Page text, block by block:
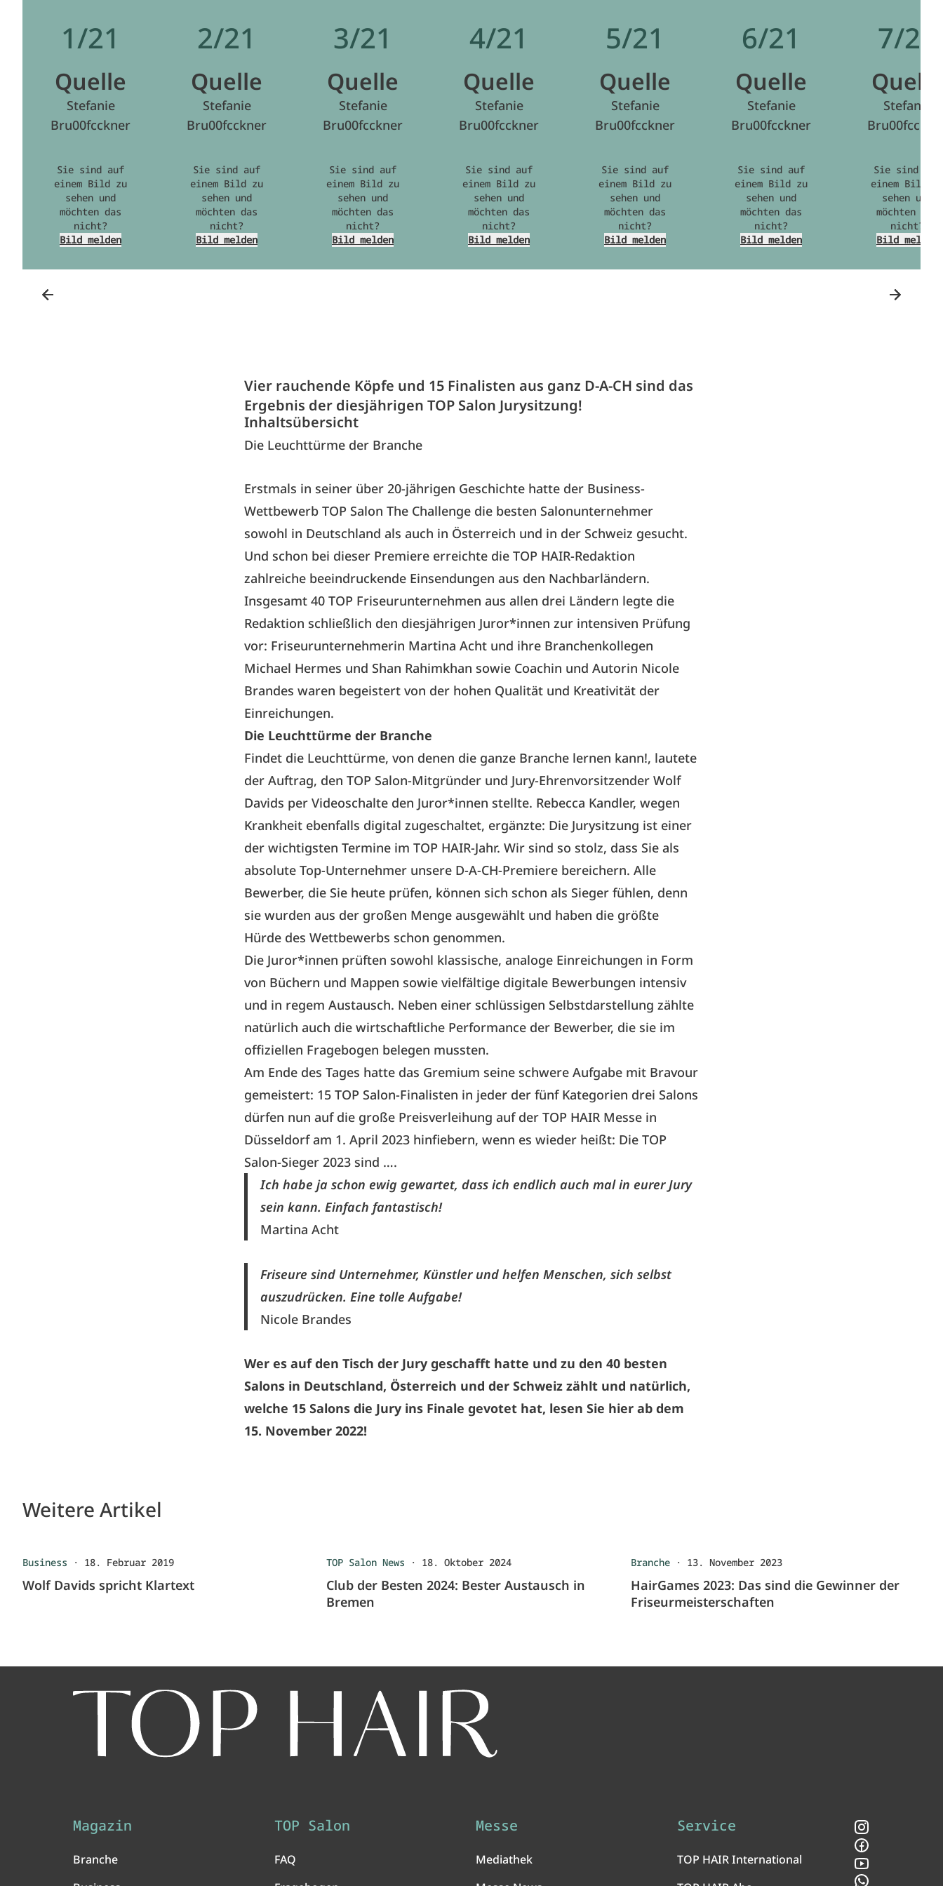
1/21
Quelle
Stefanie
Bru00fcckner
Sie sind auf
einem Bild zu
sehen und
möchten das
nicht?
Bild melden
2/21
Quelle
Stefanie
Bru00fcckner
Sie sind auf
einem Bild zu
sehen und
möchten das
nicht?
Bild melden
3/21
Quelle
Stefanie
Bru00fcckner
Sie sind auf
einem Bild zu
sehen und
möchten das
nicht?
Bild melden
4/21
Quelle
Stefanie
Bru00fcckner
Sie sind auf
einem Bild zu
sehen und
möchten das
nicht?
Bild melden
5/21
Quelle
Stefanie
Bru00fcckner
Sie sind auf
einem Bild zu
sehen und
möchten das
nicht?
Bild melden
6/21
Quelle
Stefanie
Bru00fcckner
Sie sind auf
einem Bild zu
sehen und
möchten das
nicht?
Bild melden
7/21
Quelle
Stefanie
Sie sind auf
einem Bild zu
sehen und
möchten das
nicht?
Bild melden
Vier rauchende Köpfe und 15 Finalisten aus ganz D-A-CH sind das
Ergebnis der diesjährigen TOP Salon Jurysitzung!
Inhaltsübersicht
Die Leuchttürme der Branche
Erstmals in seiner über 20-jährigen Geschichte hatte der Business-
Wettbewerb TOP Salon The Challenge die besten Salonunternehmer
sowohl in Deutschland als auch in Österreich und in der Schweiz gesucht.
Und schon bei dieser Premiere erreichte die TOP HAIR-Redaktion
zahlreiche beeindruckende Einsendungen aus den Nachbarländern.
Insgesamt 40 TOP Friseurunternehmen aus allen drei Ländern legte die
Redaktion schließlich den diesjährigen Juror*innen zur intensiven Prüfung
vor: Friseurunternehmerin Martina Acht und ihre Branchenkollegen
Michael Hermes und Shan Rahimkhan sowie Coachin und Autorin Nicole
Brandes waren begeistert von der hohen Qualität und Kreativität der
Einreichungen.
Die Leuchttürme der Branche
Findet die Leuchttürme, von denen die ganze Branche lernen kann!, lautete
der Auftrag, den TOP Salon-Mitgründer und Jury-Ehrenvorsitzender Wolf
Davids per Videoschalte den Juror*innen stellte. Rebecca Kandler, wegen
Krankheit ebenfalls digital zugeschaltet, ergänzte: Die Jurysitzung ist einer
der wichtigsten Termine im TOP HAIR-Jahr. Wir sind so stolz, dass Sie als
absolute Top-Unternehmer unsere D-A-CH-Premiere bereichern. Alle
Bewerber, die Sie heute prüfen, können sich schon als Sieger fühlen, denn
sie wurden aus der großen Menge ausgewählt und haben die größte
Hürde des Wettbewerbs schon genommen.
Die Juror*innen prüften sowohl klassische, analoge Einreichungen in Form
von Büchern und Mappen sowie vielfältige digitale Bewerbungen intensiv
und in regem Austausch. Neben einer schlüssigen Selbstdarstellung zählte
natürlich auch die wirtschaftliche Performance der Bewerber, die sie im
offiziellen Fragebogen belegen mussten.
Am Ende des Tages hatte das Gremium seine schwere Aufgabe mit Bravour
gemeistert: 15 TOP Salon-Finalisten in jeder der fünf Kategorien drei Salons
dürfen nun auf die große Preisverleihung auf der TOP HAIR Messe in
Düsseldorf am 1. April 2023 hinfiebern, wenn es wieder heißt: Die TOP
Salon-Sieger 2023 sind ….
Ich habe ja schon ewig gewartet, dass ich endlich auch mal in eurer Jury
sein kann. Einfach fantastisch!
Martina Acht
Friseure sind Unternehmer, Künstler und helfen Menschen, sich selbst
auszudrücken. Eine tolle Aufgabe!
Nicole Brandes
Wer es auf den Tisch der Jury geschafft hatte und zu den 40 besten
Salons in Deutschland, Österreich und der Schweiz zählt und natürlich,
welche 15 Salons die Jury ins Finale gevotet hat, lesen Sie hier ab dem
15. November 2022!
Weitere Artikel
Business · 18. Februar 2019
Wolf Davids spricht Klartext
TOP Salon News · 18. Oktober 2024
Club der Besten 2024: Bester Austausch in
Bremen
Branche· 13. November 2023
HairGames 2023: Das sind die Gewinner der
Friseurmeisterschaften
Magazin
Branche
TOP Salon
FAQ
Messe
Mediathek
Service
TOP HAIR International